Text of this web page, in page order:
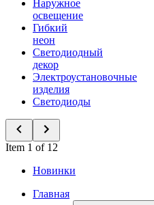
Наружное
освещение
Гибкий
неон
Светодиодный
декор
Электроустановочные
изделия
Светодиоды
Item 1 of 12
Новинки
Главная